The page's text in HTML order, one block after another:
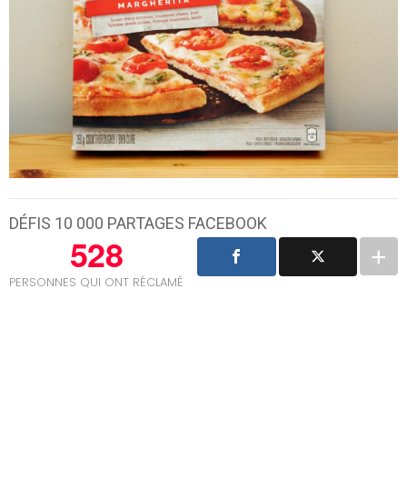
DÉFIS 10 000 PARTAGES FACEBOOK
528
PERSONNES QUI ONT RÉCLAMÉ